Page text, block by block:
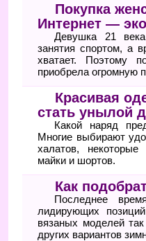
Покупка
Интернет —
Девушка 21
занятия спортом, а
хватает. Поэтому
приобрела огромную
Красивая
стать унылой
Какой наряд
Многие выбирают
халатов,
майки и шортов.
Как
Последнее
лидирующих
вязаных моделей
других вариантов